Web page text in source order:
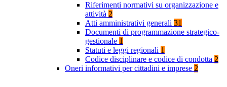
Riferimenti normativi su organizzazione e
attività 2
Atti amministrativi generali 31
Documenti di programmazione strategico-
gestionale 1
Statuti e leggi regionali 1
Codice disciplinare e codice di condotta 2
Oneri informativi per cittadini e imprese 2